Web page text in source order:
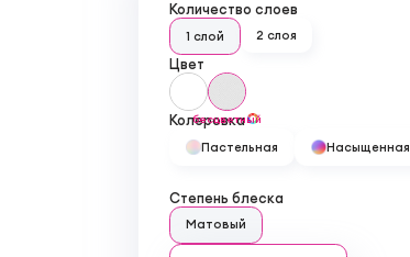
Количество слоев
1 слой 2 слоя
Цвет
бесцветный
Колеровка
Пастельная Насыщенная
Степень блеска
Матовый